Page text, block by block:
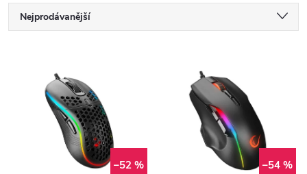
Ř
Nejprodávanější
Nejdražší
Abecedně
–52 % –54 %